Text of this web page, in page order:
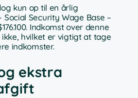
kun op til en årlig
Security Wage Base –
Indkomst over denne
hvilket er vigtigt at tage
indkomster.
ekstra